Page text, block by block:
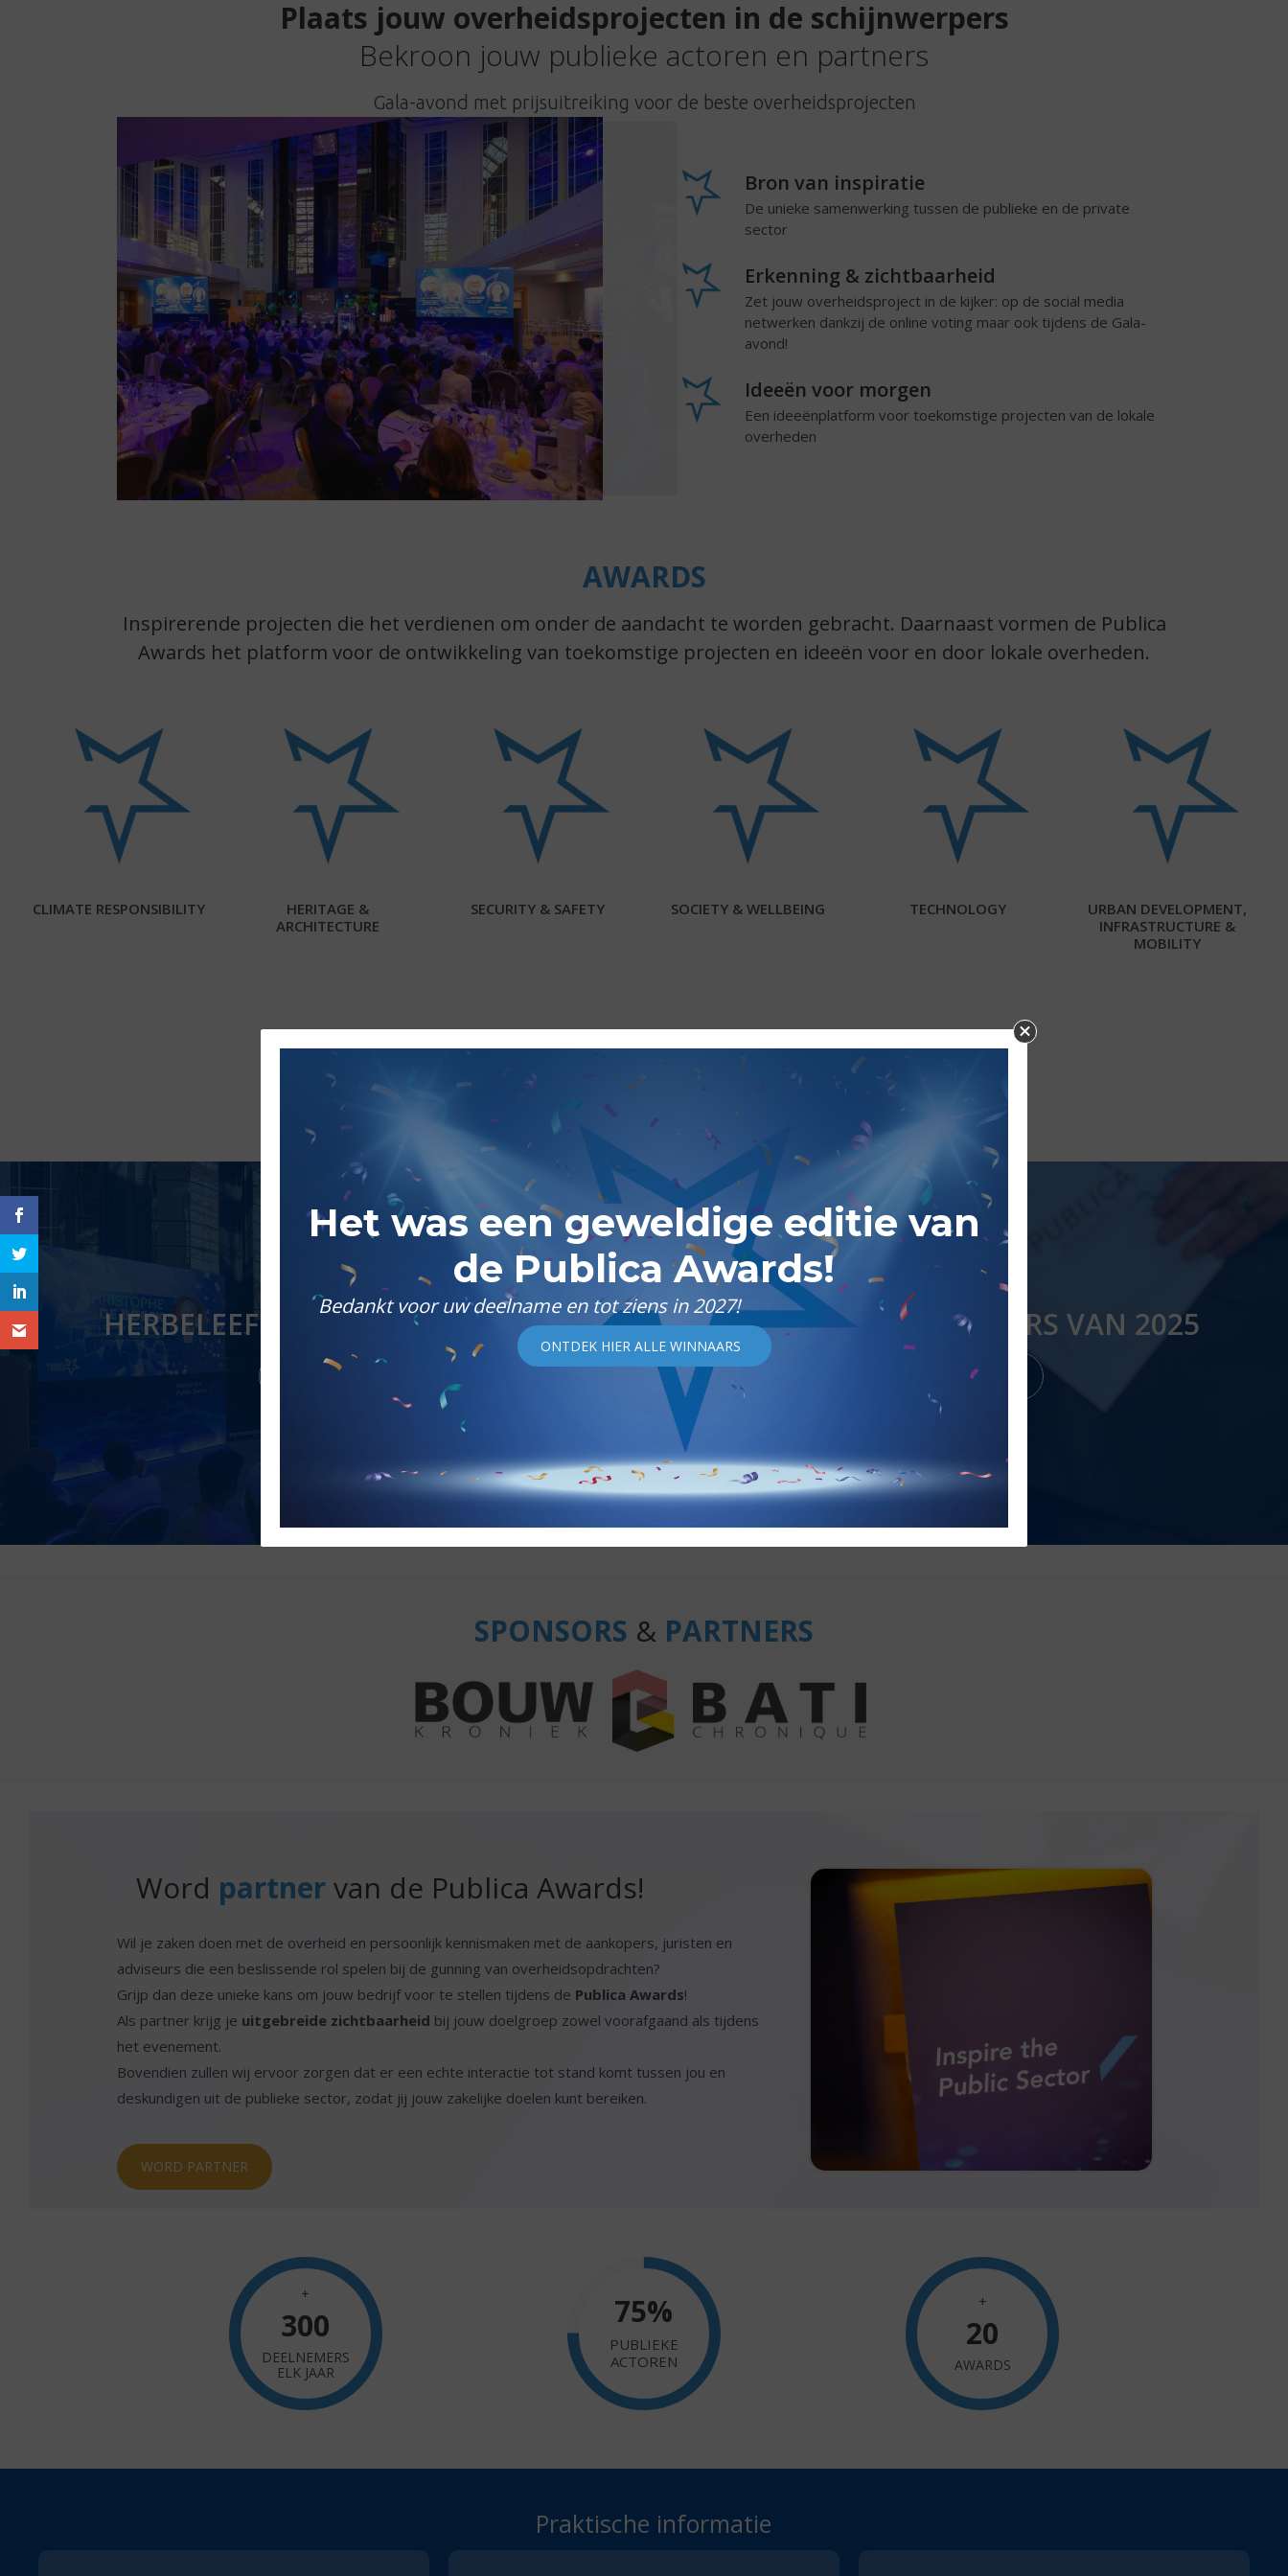
Plaats jouw overheidsprojecten in de schijnwerpers
Bekroon jouw publieke actoren en partners
Gala-avond met prijsuitreiking voor de beste overheidsprojecten
Bron van inspiratie
De unieke samenwerking tussen de publieke en de private
sector
Erkenning & zichtbaarheid
Zet jouw overheidsproject in de kijker: op de social media
netwerken dankzij de online voting maar ook tijdens de Gala-
avond!
Ideeën voor morgen
Een ideeënplatform voor toekomstige projecten van de lokale
overheden
AWARDS
Inspirerende projecten die het verdienen om onder de aandacht te worden gebracht. Daarnaast vormen de Publica
Awards het platform voor de ontwikkeling van toekomstige projecten en ideeën voor en door lokale overheden.
CLIMATE RESPONSIBILITY
HERITAGE &
ARCHITECTURE
SECURITY & SAFETY SOCIETY & WELLBEING TECHNOLOGY
URBAN DEVELOPMENT,
INFRASTRUCTURE &
MOBILITY
ONTDEK DE JURY VAN DE PUBLICA AWARDS 2025
HERBELEEF DE EDITIE VAN 2025
EDITIE 2025
ONTDEK DE WINNAARS VAN 2025
WINNAARS 2025
SPONSORS & PARTNERS
Word partnervan de Publica Awards!
Wil je zaken doen met de overheid en persoonlijk kennismaken met de aankopers, juristen en
adviseurs die een beslissende rol spelen bij de gunning van overheidsopdrachten?
Grijp dan deze unieke kans om jouw bedrijf voor te stellen tijdens de Publica Awards!
Als partner krijg je uitgebreide zichtbaarheid bij jouw doelgroep zowel voorafgaand als tijdens
het evenement.
Bovendien zullen wij ervoor zorgen dat er een echte interactie tot stand komt tussen jou en
deskundigen uit de publieke sector, zodat jij jouw zakelijke doelen kunt bereiken.
WORD PARTNER
+
300
DEELNEMERS
ELK JAAR
75%
PUBLIEKE
ACTOREN
+
20
AWARDS
Praktische informatie
Het was een geweldige editie van
de Publica Awards!
Bedankt voor uw deelname en tot ziens in 2027!
ONTDEK HIER ALLE WINNAARS